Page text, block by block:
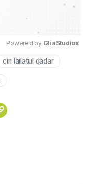
Mute
Powered by GliaStudios
ciri lailatul qadar